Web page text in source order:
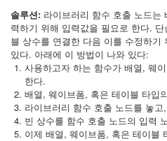
솔루션: 라이브러리 함수 호출 노드는
력하기 위해 입력값을 필요로 한다.
블 상수를 연결한 다음 이를 수정하기
있다. 아래에 이 방법이 나와 있다:
사용하고자 하는 함수가 배열, 웨
한다.
배열, 웨이브폼, 혹은 테이블 타입
라이브러리 함수 호출 노드를 놓
빈 상수를 함수 호출 노드의 입력
이제 배열, 웨이브폼, 혹은 테이블